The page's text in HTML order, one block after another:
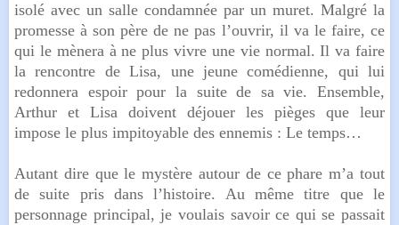
isolé avec un salle condamnée par un muret. Malgré la
promesse à son père de ne pas l’ouvrir, il va le faire, ce
qui le mènera à ne plus vivre une vie normal. Il va faire
la rencontre de Lisa, une jeune comédienne, qui lui
redonnera espoir pour la suite de sa vie. Ensemble,
Arthur et Lisa doivent déjouer les pièges que leur
impose le plus impitoyable des ennemis : Le temps…
Autant dire que le mystère autour de ce phare m’a tout
de suite pris dans l’histoire. Au même titre que le
personnage principal, je voulais savoir ce qui se passait